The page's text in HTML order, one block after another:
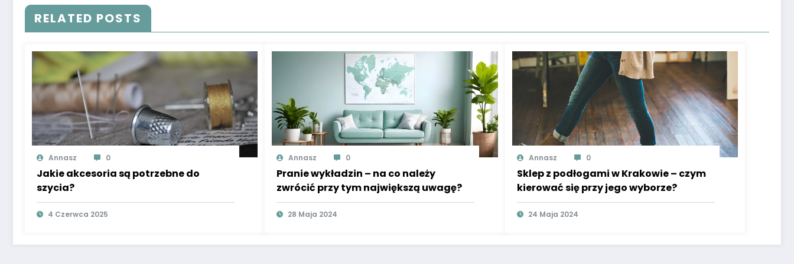
RELATED POSTS
Annasz 0
Jakie akcesoria są potrzebne do
szycia?
4 Czerwca 2025
Annasz 0
Pranie wykładzin – na co należy
zwrócić przy tym największą uwagę?
28 Maja 2024
Annasz 0
Sklep z podłogami w Krakowie – czym
kierować się przy jego wyborze?
24 Maja 2024